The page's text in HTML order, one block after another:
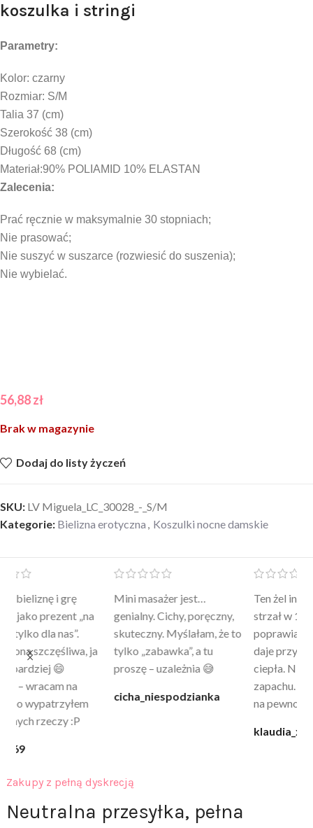
koszulka i stringi
Parametry:
Kolor: czarny
Rozmiar: S/M
Talia 37 (cm)
Szerokość 38 (cm)
Długość 68 (cm)
Materiał:90% POLIAMID 10% ELASTAN
Zalecenia:
Prać ręcznie w maksymalnie 30 stopniach;
Nie prasować;
Nie suszyć w suszarce (rozwiesić do suszenia);
Nie wybielać.
56,88zł
Brak w magazynie
Dodaj do listy życzeń
SKU: LV Miguela_LC_30028_-_S/M
Kategorie: Bielizna erotyczna Koszulki nocne damskie
Mini masażer jest…
genialny. Cichy, poręczny,
skuteczny. Myślałam, że to
tylko „zabawka”, a tu
proszę – uzależnia 😅
cicha_niespodzianka
Ten żel intymny to był
strzał w 10 – nie tylko
poprawia komfort, ale też
daje przyjemne uczucie
ciepła. Nie uczula, bez
zapachu. Kupuję już 3 raz i
na pewno nie raz kupie
Neutralna przesyłka, pełna